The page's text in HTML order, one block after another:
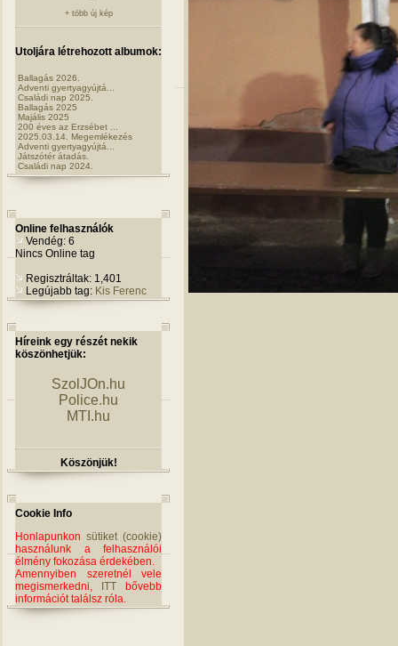
+ több új kép
Utoljára létrehozott albumok:
Ballagás 2026.
Adventi gyertyagyújtá...
Családi nap 2025.
Ballagás 2025
Majális 2025
200 éves az Erzsébet ...
2025.03.14. Megemlékezés
Adventi gyertyagyújtá...
Játszótér átadás.
Családi nap 2024.
Online felhasználók
Vendég: 6
Nincs Online tag
Regisztráltak: 1,401
Legújabb tag: Kis Ferenc
Híreink egy részét nekik
köszönhetjük:
SzolJOn.hu
Police.hu
MTI.hu
Köszönjük!
Cookie Info
Honlapunkon sütiket (cookie)
használunk a felhasználói
élmény fokozása érdekében.
Amennyiben szeretnél vele
megismerkedni,
ITT bővebb
információt találsz róla.